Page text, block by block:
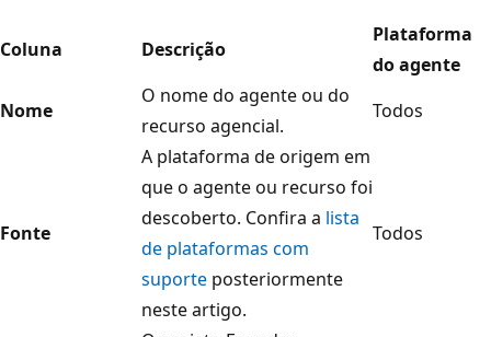
Coluna Descrição
Plataforma
do agente
Nome
O nome do agente ou do
recurso agencial.
Todos
Fonte
A plataforma de origem em
que o agente ou recurso foi
descoberto. Confira a lista
de plataformas com
suporte posteriormente
neste artigo.
Todos